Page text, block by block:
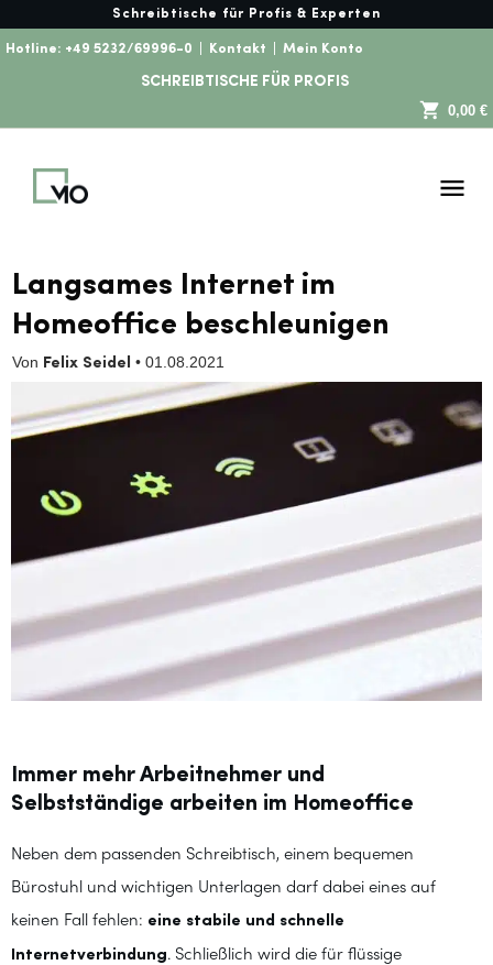
Schreibtische für Profis & Experten
Hotline: +49 5232/69996-0 Kontakt Mein Konto
SCHREIBTISCHE FÜR PROFIS
0,00 €
Langsames Internet im
Homeoffice beschleunigen
Von Felix Seidel • 01.08.2021
Immer mehr Arbeitnehmer und
Selbstständige arbeiten im Homeoffice
Neben dem passenden Schreibtisch, einem bequemen
Bürostuhl und wichtigen Unterlagen darf dabei eines auf
keinen Fall fehlen: eine stabile und schnelle
Internetverbindung. Schließlich wird die für flüssige